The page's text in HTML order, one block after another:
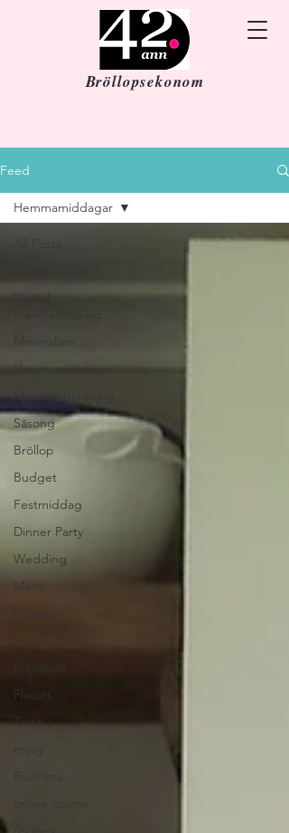
Bröllopsekonom
Feed
Digital
Hemmamiddagar
Middagsbjudning
Säsong
Bröllop
Budget
Festmiddag
Dinner Party
Wedding
Menu
Seasonal
Principals
Flavors
Taste
Hemmamiddagar